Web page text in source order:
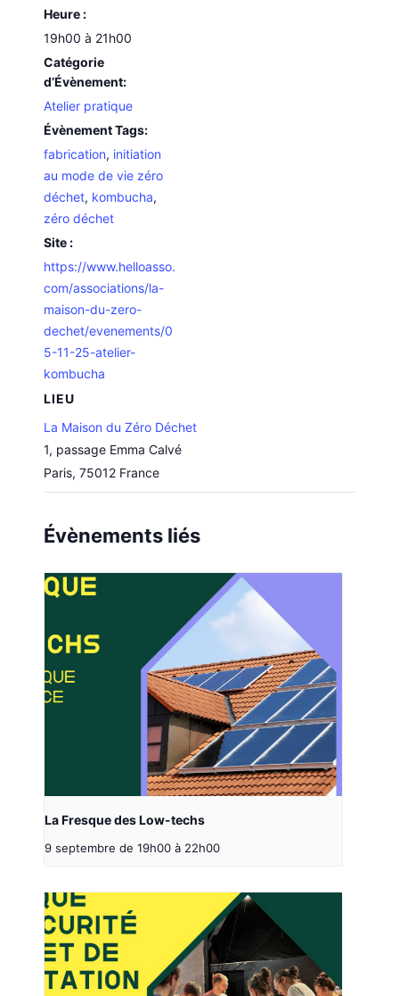
Heure :
19h00 à 21h00
Catégorie
d’Évènement:
Atelier pratique
Évènement Tags:
fabrication, initiation
au mode de vie zéro
déchet, kombucha,
zéro déchet
Site :
https://www.helloasso.
com/associations/la-
maison-du-zero-
dechet/evenements/0
5-11-25-atelier-
kombucha
LIEU
La Maison du Zéro Déchet
1, passage Emma Calvé
Paris, 75012 France
Évènements liés
La Fresque des Low-techs
9 septembre de 19h00 à 22h00